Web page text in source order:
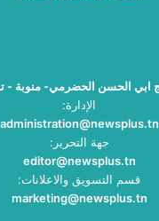
الإدارة:
administration@newsplus.tn
جهة التحرير:
editor@newsplus.tn
قسم التسويق والاعلانات:
marketing@newsplus.tn